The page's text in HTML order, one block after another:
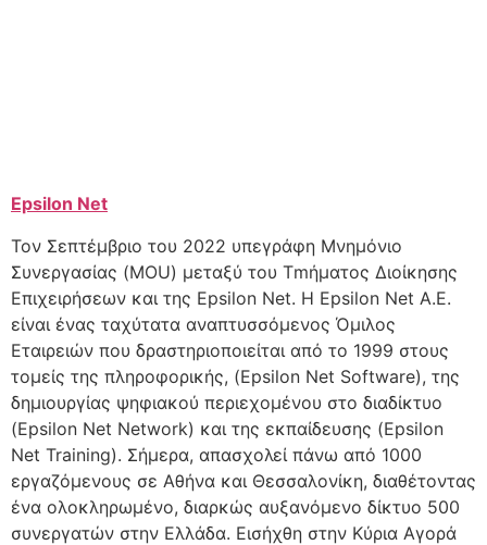
Epsilon Net
Τον Σεπτέμβριο του 2022 υπεγράφη Μνημόνιο
Συνεργασίας (MOU) μεταξύ του Τmήματος Διοίκησης
Επιχειρήσεων και της Epsilon Net. H Epsilon Net A.E.
είναι ένας ταχύτατα αναπτυσσόμενος Όμιλος
Εταιρειών που δραστηριοποιείται από το 1999 στους
τομείς της πληροφορικής, (Epsilon Net Software), της
δημιουργίας ψηφιακού περιεχομένου στο διαδίκτυο
(Epsilon Net Network) και της εκπαίδευσης (Epsilon
Net Training). Σήμερα, απασχολεί πάνω από 1000
εργαζόμενους σε Αθήνα και Θεσσαλονίκη, διαθέτοντας
ένα ολοκληρωμένο, διαρκώς αυξανόμενο δίκτυο 500
συνεργατών στην Ελλάδα. Εισήχθη στην Κύρια Αγορά